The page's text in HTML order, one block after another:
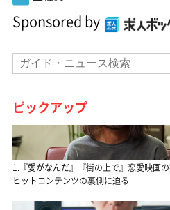
Sponsored by
ピックアップ
1.『愛がなんだ』『街の上で』恋愛映画
ヒットコンテンツの裏側に迫る